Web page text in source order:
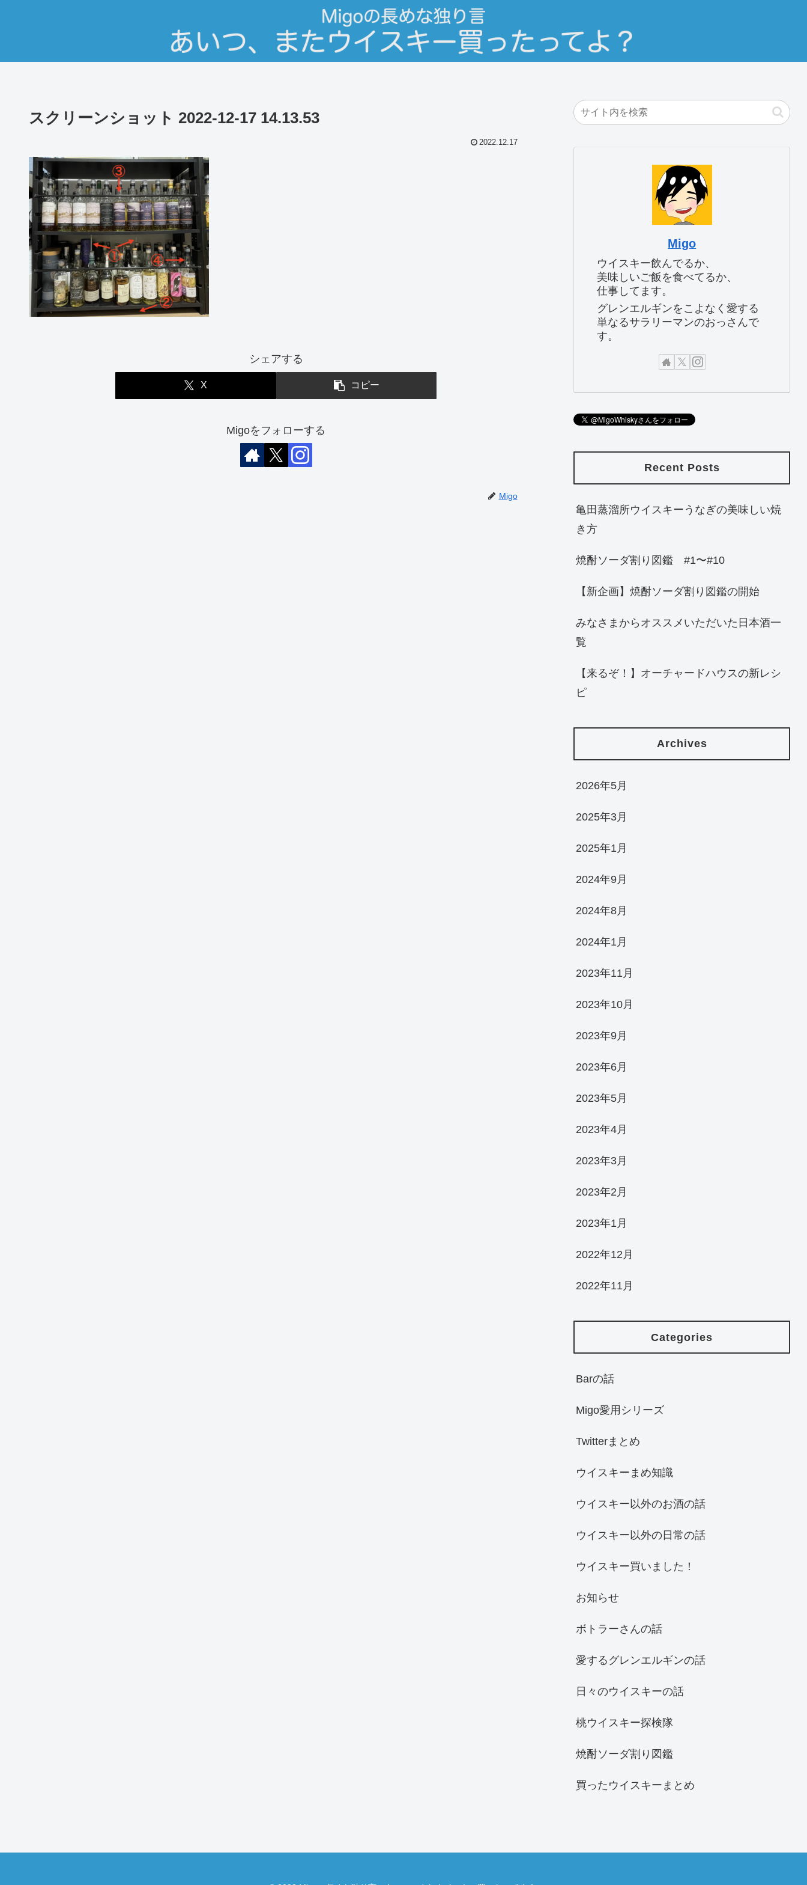
スクリーンショット 2022-12-17 14.13.53
2022.12.17
シェアする
X コピー
Migoをフォローする
Migo
Migo
ウイスキー飲んでるか、
美味しいご飯を食べてるか、
仕事してます。
グレンエルギンをこよなく愛する
単なるサラリーマンのおっさんで
す。
Recent Posts
亀田蒸溜所ウイスキーうなぎの美味しい焼
き方
焼酎ソーダ割り図鑑 #1〜#10
【新企画】焼酎ソーダ割り図鑑の開始
みなさまからオススメいただいた日本酒一
覧
【来るぞ！】オーチャードハウスの新レシ
ピ
Archives
2026年5月
2025年3月
2025年1月
2024年9月
2024年8月
2024年1月
2023年11月
2023年10月
2023年9月
2023年6月
2023年5月
2023年4月
2023年3月
2023年2月
2023年1月
2022年12月
2022年11月
Categories
Barの話
Migo愛用シリーズ
Twitterまとめ
ウイスキーまめ知識
ウイスキー以外のお酒の話
ウイスキー以外の日常の話
ウイスキー買いました！
お知らせ
ボトラーさんの話
愛するグレンエルギンの話
日々のウイスキーの話
桃ウイスキー探検隊
焼酎ソーダ割り図鑑
買ったウイスキーまとめ